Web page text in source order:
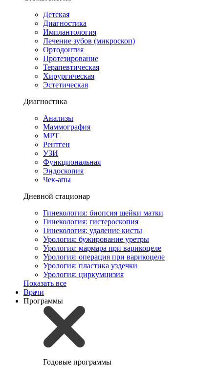
Детская
Диагностика
Имплантология
Лечение зубов (микроскоп)
Ортодонтия
Протезирование
Терапевтическая
Хирургическая
Эстетическая
Диагностика
Анализы
Маммография
МРТ
Рентген
УЗИ
Функциональная
Эндоскопия
Чек-апы
Дневной стационар
Гинекология: биопсия шейки матки
Гинекология: гистероскопия
Гинекология: удаление кисты
Урология: бужирование уретры
Урология: мармара при варикоцеле
Урология: операция при варикоцеле
Урология: пластика уздечки
Урология: циркумцизия
Показать все
Врачи
Программы
Годовые программы